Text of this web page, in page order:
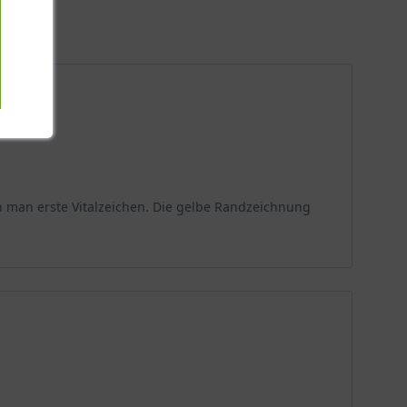
Markt gebracht. Sie entstand aus einer
(Dornige Ölweide) und vereint auf
schenkt und ganzjährig für einen natürlichen
erste Vitalzeichen. Die gelbe Randzeichnung